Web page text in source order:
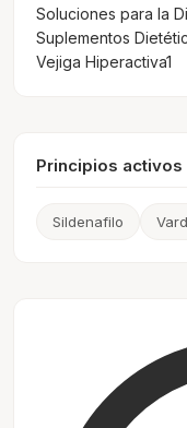
Soluciones para la
Suplementos
Vejiga Hiperactiva1
Principios activos
Sildenafilo